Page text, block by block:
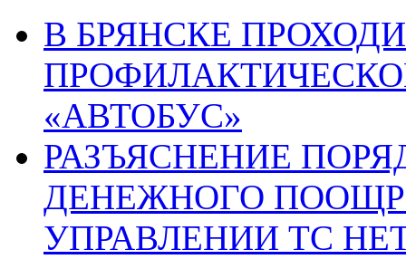
В БРЯНСКЕ
«АВТОБУС»
РАЗЪЯСНЕНИЕ
ДЕНЕЖНОГО
УПРАВЛЕНИИ ТС